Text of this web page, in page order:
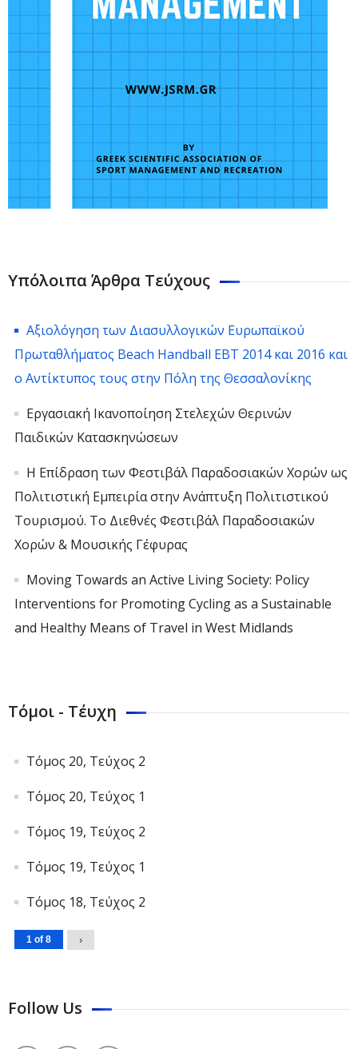
Υπόλοιπα Άρθρα Τεύχους
Αξιολόγηση των Διασυλλογικών Ευρωπαϊκού
Πρωταθλήματος Beach Handball EBT 2014 και 2016 και
ο Αντίκτυπος τους στην Πόλη της Θεσσαλονίκης
Εργασιακή Ικανοποίηση Στελεχών Θερινών
Παιδικών Κατασκηνώσεων
Η Επίδραση των Φεστιβάλ Παραδοσιακών Χορών ως
Πολιτιστική Εμπειρία στην Ανάπτυξη Πολιτιστικού
Τουρισμού. Το Διεθνές Φεστιβάλ Παραδοσιακών
Χορών & Μουσικής Γέφυρας
Moving Towards an Active Living Society: Policy
Interventions for Promoting Cycling as a Sustainable
and Healthy Means of Travel in West Midlands
Τόμοι - Τέυχη
Τόμος 20, Τεύχος 2
Τόμος 20, Τεύχος 1
Τόμος 19, Τεύχος 2
Τόμος 19, Τεύχος 1
Τόμος 18, Τεύχος 2
1 of 8 ›
Follow Us